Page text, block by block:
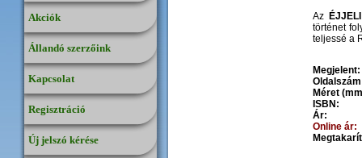
Akciók
Állandó szerzőink
Kapcsolat
Regisztráció
Új jelszó kérése
Az
történet
teljessé a
Megjelent:
Méret
ISBN:
Ár:
Online ár: